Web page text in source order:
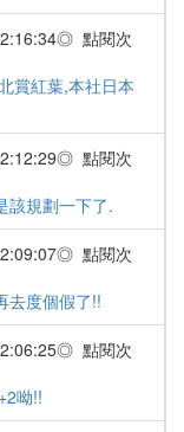
點閱次
賞紅葉,本社日本
點閱次
該規劃一下了.
點閱次
去度個假了!!
點閱次
呦!!